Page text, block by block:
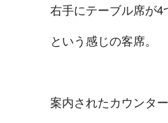
右手にテーブル席が4
という感じの客席。
案内されたカウンタ